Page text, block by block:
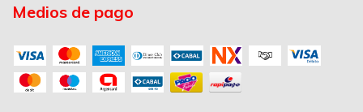
Medios de pago